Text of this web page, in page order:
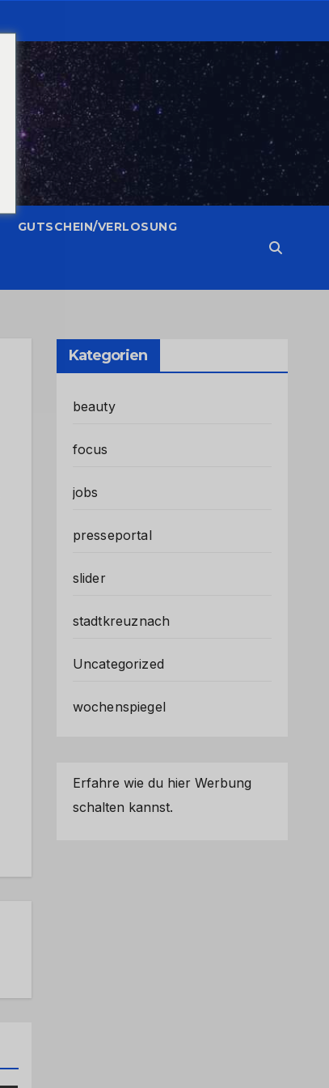
GUTSCHEIN/VERLOSUNG
Kategorien
beauty
focus
jobs
presseportal
slider
stadtkreuznach
Uncategorized
wochenspiegel
Erfahre wie du hier Werbung
schalten kannst.